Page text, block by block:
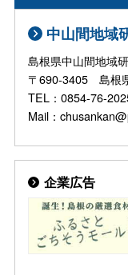
中山間地域
島根県中山間地域
〒690-3405 島根
TEL：0854-76-
Mail：
企業広告